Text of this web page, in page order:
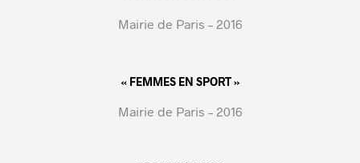
Mairie de Paris – 2016
« FEMMES EN SPORT »
Mairie de Paris – 2016